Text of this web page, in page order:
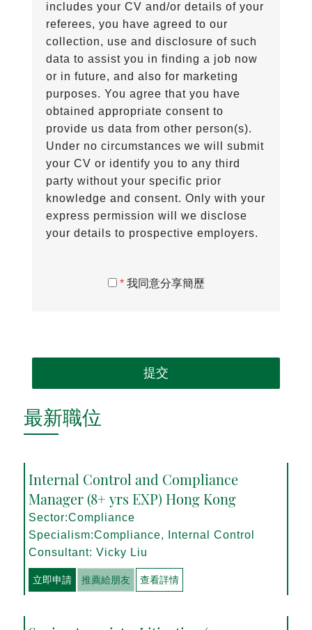
includes your CV and/or details of your
referees, you have agreed to our
collection, use and disclosure of such
data to assist you in finding a job now
or in future, and also for marketing
purposes. You agree that you have
obtained appropriate consent to
provide us data from other person(s).
Under no circumstances we will submit
your CV or identify you to any third
party without your specific prior
knowledge and consent. Only with your
express permission will we disclose
your details to prospective employers.
*我同意分享簡歷
提交
最新職位
Internal Control and Compliance
Manager (8+ yrs EXP) Hong Kong
Sector:Compliance
Specialism:Compliance, Internal Control
Consultant: Vicky Liu
立即申請 推薦給朋友 查看詳情